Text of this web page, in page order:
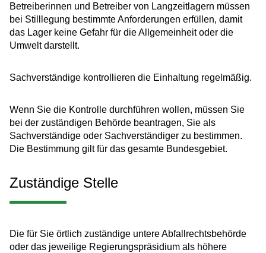
Betreiberinnen und Betreiber von Langzeitlagern müssen
bei Stilllegung bestimmte Anforderungen erfüllen, damit
das Lager keine Gefahr für die Allgemeinheit oder die
Umwelt darstellt.
Sachverständige kontrollieren die Einhaltung regelmäßig.
Wenn Sie die Kontrolle durchführen wollen, müssen Sie
bei der zuständigen Behörde beantragen, Sie als
Sachverständige oder Sachverständiger zu bestimmen.
Die Bestimmung gilt für das gesamte Bundesgebiet.
Zuständige Stelle
Die für Sie örtlich zuständige untere Abfallrechtsbehörde
oder das jeweilige Regierungspräsidium als höhere